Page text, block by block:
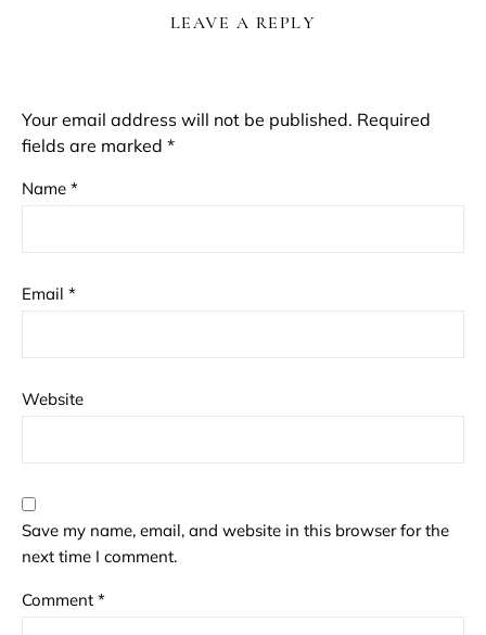
LEAVE A REPLY
Your email address will not be published. Required
fields are marked *
Name *
Email *
Website
Save my name, email, and website in this browser for the
next time I comment.
Comment *